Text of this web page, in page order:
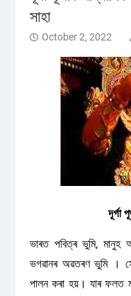
সাহা
October 2, 2022
দূৰ্গা
ভাৰত পবিত্ৰ ভুমি, মানুহ
ভগৱানৰ অৱতৰণ ভুমি ।
পালন কৰা হয়। যাৰ ফলত